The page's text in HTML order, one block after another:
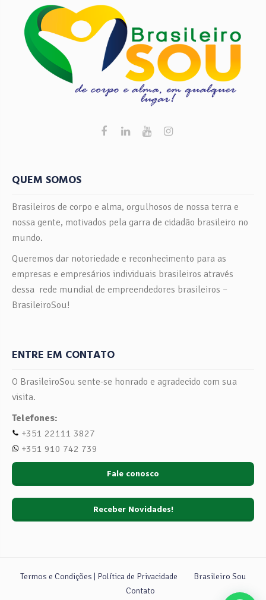
QUEM SOMOS
Brasileiros de corpo e alma, orgulhosos de nossa terra e
nossa gente, motivados pela garra de cidadão brasileiro no
mundo.
Queremos dar notoriedade e reconhecimento para as
empresas e empresários individuais brasileiros através
dessa rede mundial de empreendedores brasileiros –
BrasileiroSou!
ENTRE EM CONTATO
O BrasileiroSou sente-se honrado e agradecido com sua
visita.
Telefones:
+351 22111 3827
+351 910 742 739
Fale conosco
Receber Novidades!
Termos e Condições | Política de Privacidade
Brasileiro Sou
Contato